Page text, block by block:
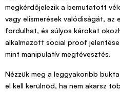
megkérdőjelezik a bemutatott
vagy elismerések valódiságát, az
fordulhat, és súlyos károkat
alkalmazott social proof jelentése
mint manipulatív megtévesztés.
Nézzük meg a leggyakoribb
el kell kerülnöd, ha nem akarsz